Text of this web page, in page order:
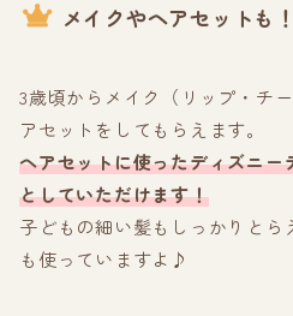
メイクやヘアセットも！
3歳頃からメイク（リップ・チ
アセットをしてもらえます。
ヘアセットに使ったディズニー
としていただけます！
子どもの細い髪もしっかりと
も使っていますよ♪